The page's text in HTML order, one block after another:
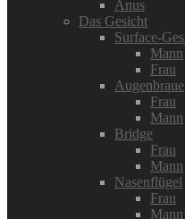
Anus
Das Gesicht
Surface-
Mann
Frau
Augenbraue
Frau
Mann
Bridge
Frau
Mann
Nasenflügel
Frau
Mann